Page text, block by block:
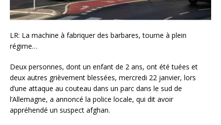
LR: La machine à fabriquer des barbares, tourne à plein
régime…
Deux personnes, dont un enfant de 2 ans, ont été tuées et
deux autres grièvement blessées, mercredi 22 janvier, lors
d’une attaque au couteau dans un parc dans le sud de
l’Allemagne, a annoncé la police locale, qui dit avoir
appréhendé un suspect afghan.